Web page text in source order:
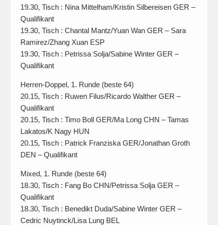
19.30, Tisch : Nina Mittelham/Kristin Silbereisen GER –
Qualifikant
19.30, Tisch : Chantal Mantz/Yuan Wan GER – Sara
Ramirez/Zhang Xuan ESP
19.30, Tisch : Petrissa Solja/Sabine Winter GER –
Qualifikant
Herren-Doppel, 1. Runde (beste 64)
20.15, Tisch : Ruwen Filus/Ricardo Walther GER –
Qualifikant
20.15, Tisch : Timo Boll GER/Ma Long CHN – Tamas
Lakatos/K Nagy HUN
20.15, Tisch : Patrick Franziska GER/Jonathan Groth
DEN – Qualifikant
Mixed, 1. Runde (beste 64)
18.30, Tisch : Fang Bo CHN/Petrissa Solja GER –
Qualifikant
18.30, Tisch : Benedikt Duda/Sabine Winter GER –
Cedric Nuytinck/Lisa Lung BEL